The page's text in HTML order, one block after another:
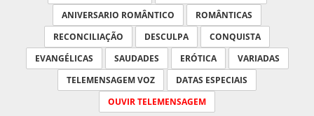
ANIVERSARIO ROMÂNTICO
ROMÂNTICAS
RECONCILIAÇÃO
DESCULPA
CONQUISTA
EVANGÉLICAS
SAUDADES ERÓTICA
VARIADAS
TELEMENSAGEM VOZ
DATAS ESPECIAIS
OUVIR TELEMENSAGEM